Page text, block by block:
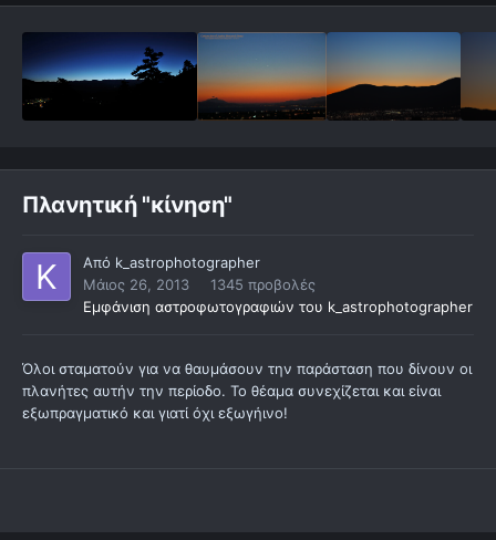
Πλανητική "κίνηση"
Από k_astrophotographer
Μάιος 26, 2013
1345 προβολές
Εμφάνιση αστροφωτογραφιών του k_astrophotographer
Όλοι σταματούν για να θαυμάσουν την παράσταση που δίνουν οι
πλανήτες αυτήν την περίοδο. Το θέαμα συνεχίζεται και είναι
εξωπραγματικό και γιατί όχι εξωγήινο!